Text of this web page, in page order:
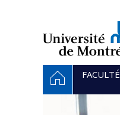
Navigation
principale
HOMEFACULTÉ